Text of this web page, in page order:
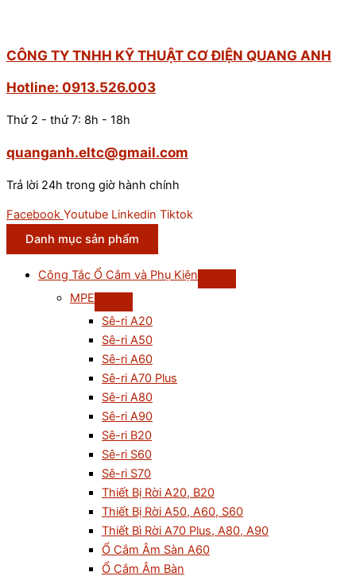
CÔNG TY TNHH KỸ THUẬT CƠ ĐIỆN QUANG ANH
Hotline: 0913.526.003
Thứ 2 - thứ 7: 8h - 18h
quanganh.eltc@gmail.com
Trả lời 24h trong giờ hành chính
Facebook Youtube Linkedin Tiktok
Danh mục sản phẩm
Công Tắc Ổ Cắm và Phụ Kiện
MPE
Sê-ri A20
Sê-ri A50
Sê-ri A60
Sê-ri A70 Plus
Sê-ri A80
Sê-ri A90
Sê-ri B20
Sê-ri S60
Sê-ri S70
Thiết Bị Rời A20, B20
Thiết Bị Rời A50, A60, S60
Thiết Bì Rời A70 Plus, A80, A90
Ổ Cắm Âm Sàn A60
Ổ Cắm Âm Bàn